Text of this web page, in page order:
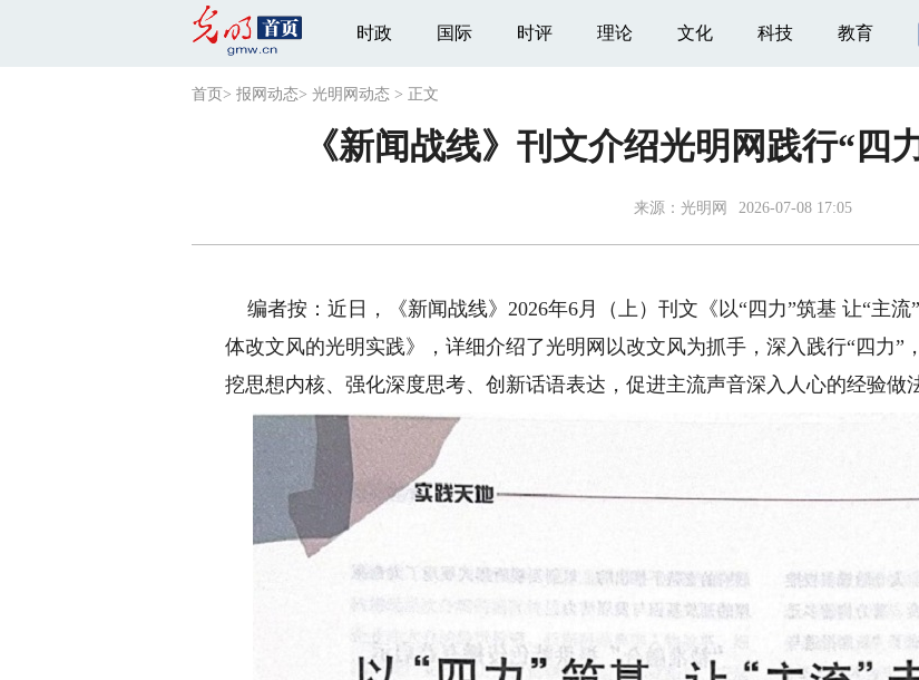
时政 国际 时评 理论 文化 科技 教育
首页 > 报网动态> 光明网动态 > 正文
《新闻战线》刊文介绍光明网践行“四
来源： 光明网 2026-07-08 17:05
编者按： 近日，《新闻战线》2026年6月（上）刊文《以“四力”筑基 让“主
体改文风的光明实践》，详细介绍了光明网以改文风为抓手，深入践行“四力”
挖思想内核、强化深度思考、创新话语表达，促进主流声音深入人心的经验做